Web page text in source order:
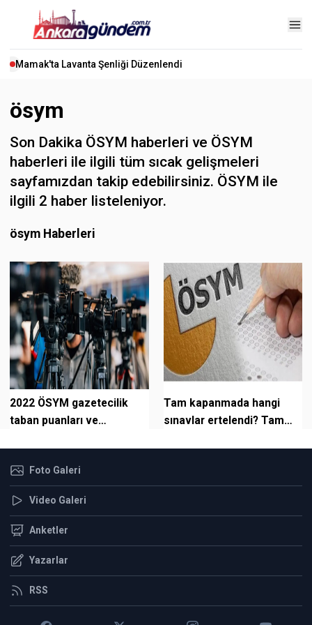
Mamak'ta Lavanta Şenliği Düzenlendi
ösym
Son Dakika ÖSYM haberleri ve ÖSYM
haberleri ile ilgili tüm sıcak gelişmeleri
sayfamızdan takip edebilirsiniz. ÖSYM ile
ilgili 2 haber listeleniyor.
ösym Haberleri
2022 ÖSYM gazetecilik
taban puanları ve
Tam kapanmada hangi
sınavlar ertelendi? Tam
Foto Galeri
Video Galeri
Anketler
Yazarlar
RSS